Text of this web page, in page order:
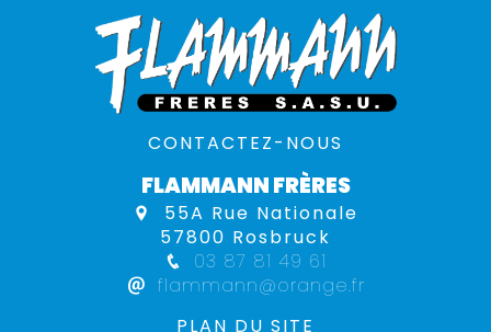
CONTACTEZ-NOUS
FLAMMANN FRÈRES
55A Rue Nationale
57800 Rosbruck
03 87 81 49 61
flammann@orange.fr
PLAN DU SITE